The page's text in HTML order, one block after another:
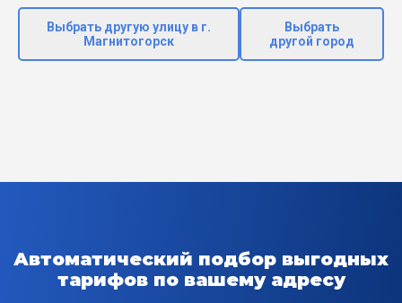
Выбрать другую улицу в г.
Магнитогорск
Выбрать
другой город
Автоматический подбор выгодных
тарифов по вашему адресу